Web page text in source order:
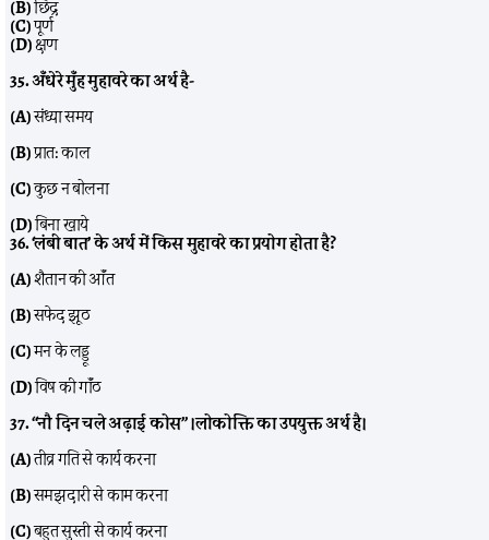
(B)छिद्र
(C)पूर्ण
(D)क्षण
35. अँधेरे मुँह मुहावरे का अर्थ है-
(A)संध्या समय
(B)प्रात: काल
(C)कुछ न बोलना
(D)बिना खाये
36. ‘लंबी बात’ के अर्थ में किस मुहावरे का प्रयोग होता है?
(A)शैतान की आँत
(B)सफेद झूठ
(C)मन के लड्डू
(D)विष की गाँठ
37. “नौ दिन चले अढ़ाई कोस” ।लोकोक्ति का उपयुक्त अर्थ है।
(A)तीव्र गति से कार्य करना
(B)समझदारी से काम करना
(C)बहुत सुस्ती से कार्य करना